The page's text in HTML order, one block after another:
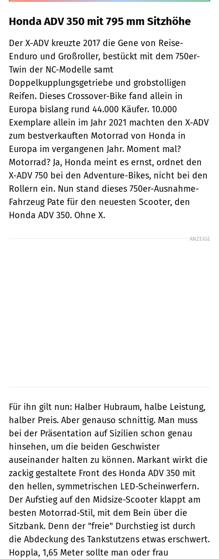
Honda ADV 350 mit 795 mm Sitzhöhe
Der X-ADV kreuzte 2017 die Gene von Reise-
Enduro und Großroller, bestückt mit dem 750er-
Twin der NC-Modelle samt
Doppelkupplungsgetriebe und grobstolligen
Reifen. Dieses Crossover-Bike fand allein in
Europa bislang rund 44.000 Käufer. 10.000
Exemplare allein im Jahr 2021 machten den X-ADV
zum bestverkauften Motorrad von Honda in
Europa im vergangenen Jahr. Moment mal?
Motorrad? Ja, Honda meint es ernst, ordnet den
X-ADV 750 bei den Adventure-Bikes, nicht bei den
Rollern ein. Nun stand dieses 750er-Ausnahme-
Fahrzeug Pate für den neuesten Scooter, den
Honda ADV 350. Ohne X.
ANZEIGE
Für ihn gilt nun: Halber Hubraum, halbe Leistung,
halber Preis. Aber genauso schnittig. Man muss
bei der Präsentation auf Sizilien schon genau
hinsehen, um die beiden Geschwister
auseinander halten zu können. Markant wirkt die
zackig gestaltete Front des Honda ADV 350 mit
den hellen, symmetrischen LED-Scheinwerfern.
Der Aufstieg auf den Midsize-Scooter klappt am
besten Motorrad-Stil, mit dem Bein über die
Sitzbank. Denn der "freie" Durchstieg ist durch
die Abdeckung des Tankstutzens etwas erschwert.
Hoppla, 1,65 Meter sollte man oder frau